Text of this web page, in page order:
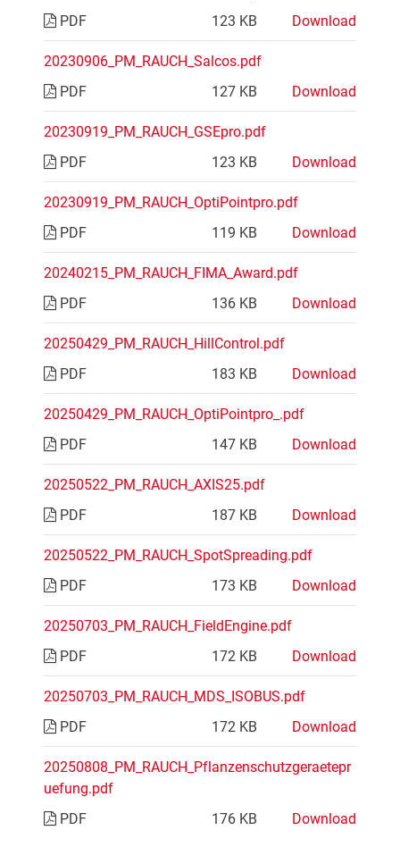
PDF
123 KB Download
20230906_PM_RAUCH_Salcos.pdf
PDF
127 KB Download
20230919_PM_RAUCH_GSEpro.pdf
PDF
123 KB Download
20230919_PM_RAUCH_OptiPointpro.pdf
PDF
119 KB Download
20240215_PM_RAUCH_FIMA_Award.pdf
PDF
136 KB Download
20250429_PM_RAUCH_HillControl.pdf
PDF
183 KB Download
20250429_PM_RAUCH_OptiPointpro_.pdf
PDF
147 KB Download
20250522_PM_RAUCH_AXIS25.pdf
PDF
187 KB Download
20250522_PM_RAUCH_SpotSpreading.pdf
PDF
173 KB Download
20250703_PM_RAUCH_FieldEngine.pdf
PDF
172 KB Download
20250703_PM_RAUCH_MDS_ISOBUS.pdf
PDF
172 KB Download
20250808_PM_RAUCH_Pflanzenschutzgeraetepr
uefung.pdf
PDF
176 KB Download